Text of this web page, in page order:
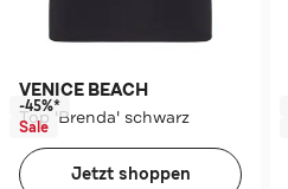
VENICE BEACH
Top 'Brenda' schwarz
-45%*
Sale
Jetzt shoppen